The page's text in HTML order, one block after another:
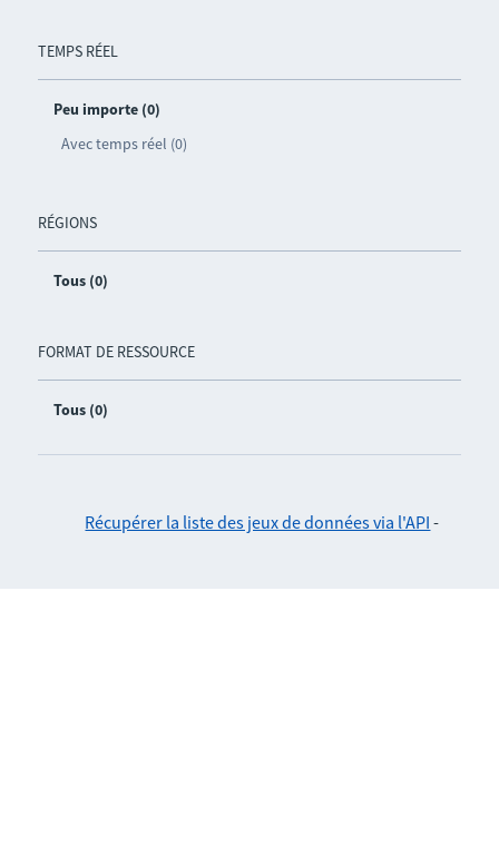
TEMPS RÉEL
Peu importe (0)
Avec temps réel (0)
RÉGIONS
Tous (0)
FORMAT DE RESSOURCE
Tous (0)
Récupérer la liste des jeux de données via l'API -